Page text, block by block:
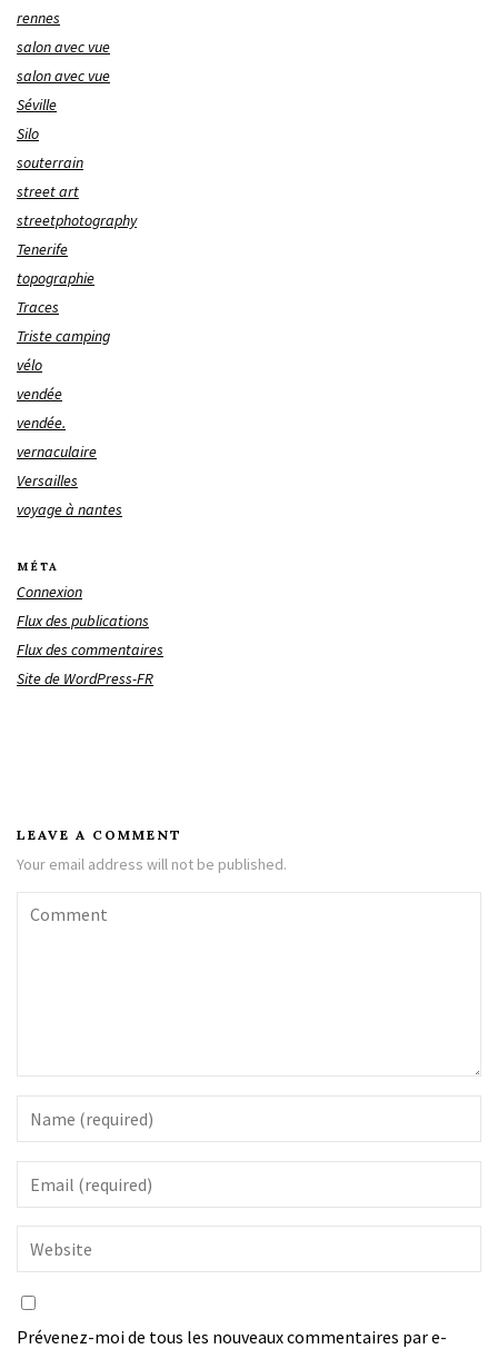
rennes
salon avec vue
salon avec vue
Séville
Silo
souterrain
street art
streetphotography
Tenerife
topographie
Traces
Triste camping
vélo
vendée
vendée.
vernaculaire
Versailles
voyage à nantes
MÉTA
Connexion
Flux des publications
Flux des commentaires
Site de WordPress-FR
LEAVE A COMMENT
Your email address will not be published.
Prévenez-moi de tous les nouveaux commentaires par e-